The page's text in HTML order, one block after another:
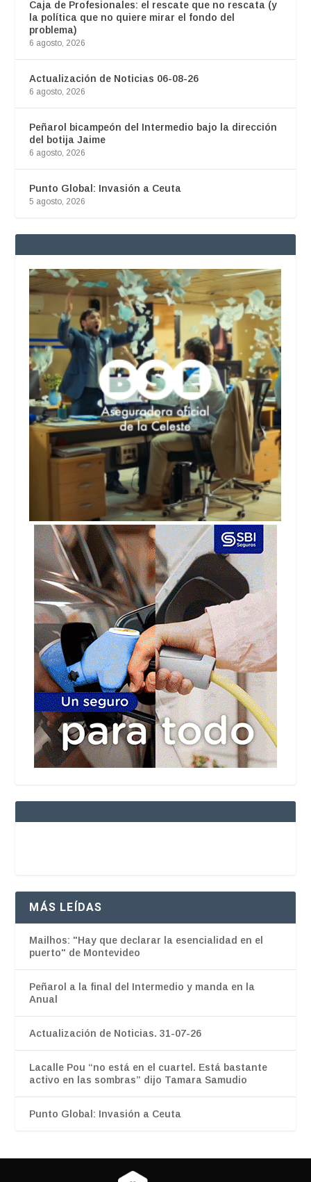
Caja de Profesionales: el rescate que no rescata (y
la política que no quiere mirar el fondo del
problema)
6 agosto, 2026
Actualización de Noticias 06-08-26
6 agosto, 2026
Peñarol bicampeón del Intermedio bajo la dirección
del botija Jaime
6 agosto, 2026
Punto Global: Invasión a Ceuta
5 agosto, 2026
MÁS LEÍDAS
Mailhos: "Hay que declarar la esencialidad en el
puerto" de Montevideo
Peñarol a la final del Intermedio y manda en la
Anual
Actualización de Noticias. 31-07-26
Lacalle Pou “no está en el cuartel. Está bastante
activo en las sombras” dijo Tamara Samudio
Punto Global: Invasión a Ceuta